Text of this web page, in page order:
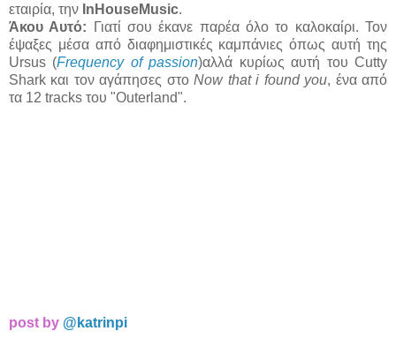
εταιρία, την InHouseMusic.
Άκου Αυτό: Γιατί σου έκανε παρέα όλο το καλοκαίρι. Τον
έψαξες μέσα από διαφημιστικές καμπάνιες όπως αυτή της
Ursus (Frequency of passion)αλλά κυρίως αυτή του Cutty
Shark και τον αγάπησες στοNow that i found you, ένα από
τα 12 tracks του "Outerland".
post by @katrinpi